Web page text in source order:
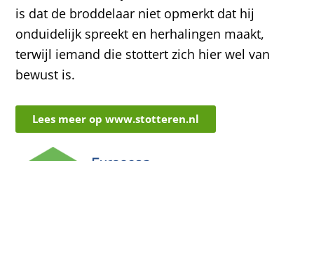
is dat de broddelaar niet opmerkt dat hij
onduidelijk spreekt en herhalingen maakt,
terwijl iemand die stottert zich hier wel van
bewust is.
Lees meer op www.stotteren.nl